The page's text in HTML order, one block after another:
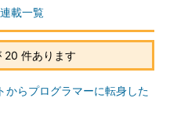
断的に見ることができた」と
士課程は「圧縮されている
も進めていたから、ほとんど
載一覧
20 件あります
からプログラマーに転身した